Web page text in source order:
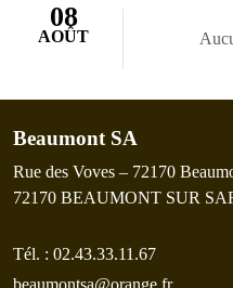
08
AOÛT
Beaumont SA
Rue des Voves – 72170
72170 BEAUMONT SUR
Tél. : 02.43.33.11.67
beaumontsa@orange.fr